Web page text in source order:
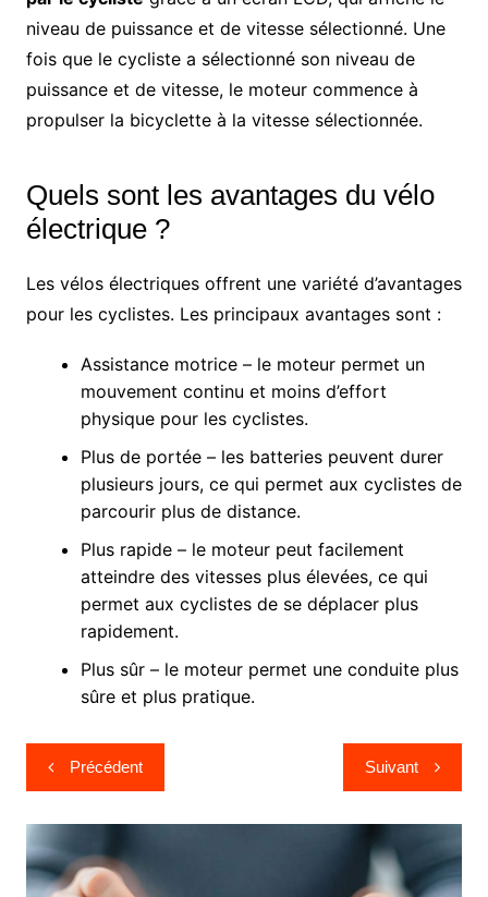
niveau de puissance et de vitesse sélectionné. Une
fois que le cycliste a sélectionné son niveau de
puissance et de vitesse, le moteur commence à
propulser la bicyclette à la vitesse sélectionnée.
Quels sont les avantages du vélo
électrique ?
Les vélos électriques offrent une variété d’avantages
pour les cyclistes. Les principaux avantages sont :
Assistance motrice – le moteur permet un
mouvement continu et moins d’effort
physique pour les cyclistes.
Plus de portée – les batteries peuvent durer
plusieurs jours, ce qui permet aux cyclistes de
parcourir plus de distance.
Plus rapide – le moteur peut facilement
atteindre des vitesses plus élevées, ce qui
permet aux cyclistes de se déplacer plus
rapidement.
Plus sûr – le moteur permet une conduite plus
sûre et plus pratique.
Navigation
de
l’article
Précédent Suivant